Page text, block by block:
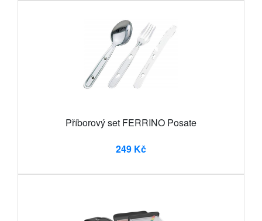
Příborový set FERRINO Posate
249 Kč